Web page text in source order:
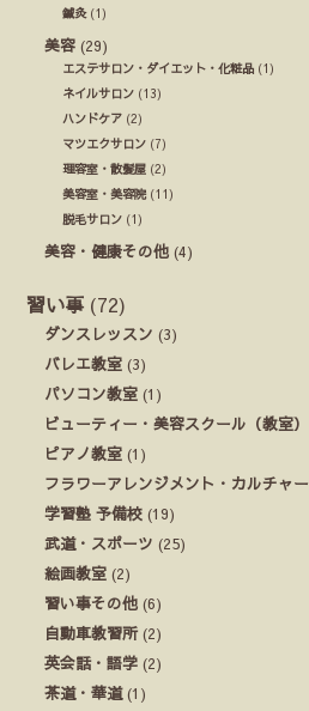
鍼灸(1)
美容 (29)
エステサロン・ダイエット・化粧品 (1)
ネイルサロン (13)
ハンドケア (2)
マツエクサロン (7)
理容室・散髪屋 (2)
美容室・美容院(11)
脱毛サロン (1)
美容・健康その他 (4)
習い事 (72)
ダンスレッスン (3)
バレエ教室 (3)
パソコン教室 (1)
ビューティー・美容スクール（教室）
ピアノ教室 (1)
フラワーアレンジメント・カルチャー
学習塾 予備校 (19)
武道・スポーツ (25)
絵画教室 (2)
習い事その他 (6)
自動車教習所(2)
英会話・語学 (2)
茶道・華道(1)